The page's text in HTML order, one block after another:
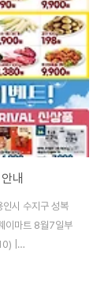
내
시 수지구 성복
이마트 8월7일부
|
트 의 하이웨이